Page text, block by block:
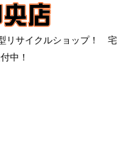
リサイクルショップ！ 宅
中！